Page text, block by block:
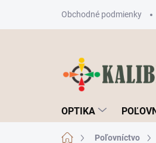
obsah
Obchodné podmienky
OPTIKA
DomovPoľovníctvo